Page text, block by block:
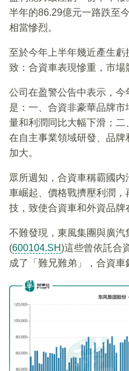
半年的86.29億元一路跌至
相當慘烈。
至於今年上半年幾近產生
致：合資車表現慘重，市場
公司在盈警公告中表示，今
是：一、合資非豪華品牌
量和利潤同比大幅下滑；
在自主事業領域研發、品牌
加大。
眾所週知，合資車稱霸國
車崛起、價格戰擠壓利潤
技，致使合資車和外資品牌
不難發現，東風集團與廣汽
(600104.SH)這些曾依託合
成了「難兄難弟」，合資車